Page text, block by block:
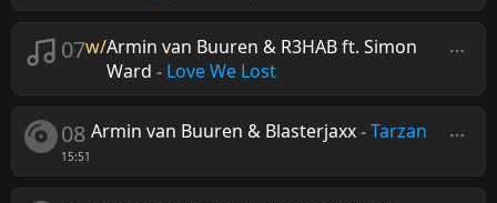
07w/Armin van Buuren & R3HAB ft. Simon
Ward - Love We Lost
08
15:51
Armin van Buuren & Blasterjaxx-Tarzan